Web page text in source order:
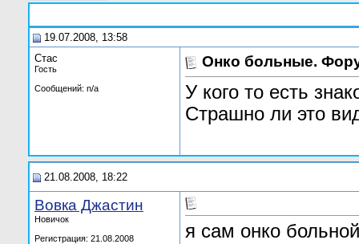
19.07.2008, 13:58
Стас
Гость
Сообщений: n/a
Онко больные.
У кого то есть
Страшно ли это
21.08.2008, 18:22
Вовка Джастин
Новичок
Регистрация: 21.08.2008
я сам онко